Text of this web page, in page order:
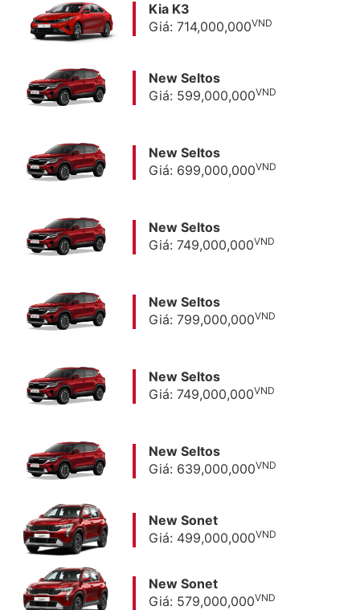
Kia K3
Giá: 714,000,000VND
New Seltos
Giá: 599,000,000VND
New Seltos
Giá: 699,000,000VND
New Seltos
Giá: 749,000,000VND
New Seltos
Giá: 799,000,000VND
New Seltos
Giá: 749,000,000VND
New Seltos
Giá: 639,000,000VND
New Sonet
Giá: 499,000,000VND
New Sonet
Giá: 579,000,000VND